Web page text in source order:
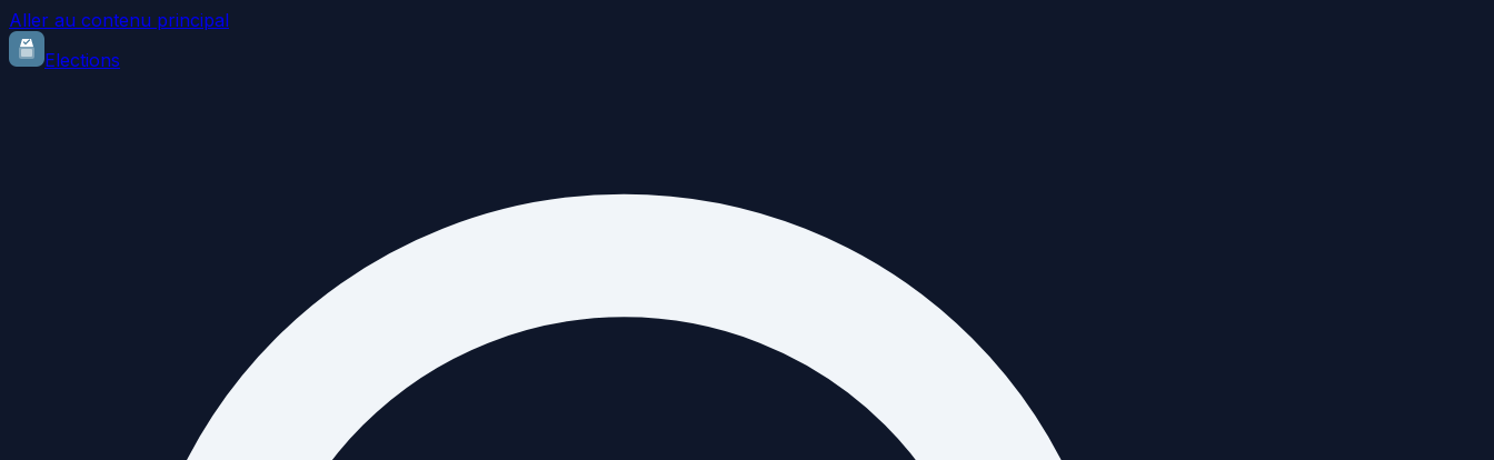
Aller au contenu principal
Elections